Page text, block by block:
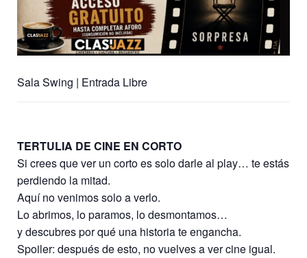
Sala Swing | Entrada Libre
TERTULIA DE CINE EN CORTO
Si crees que ver un corto es solo darle al play… te estás
perdiendo la mitad.
Aquí no venimos solo a verlo.
Lo abrimos, lo paramos, lo desmontamos…
y descubres por qué una historia te engancha.
Spoiler: después de esto, no vuelves a ver cine igual.